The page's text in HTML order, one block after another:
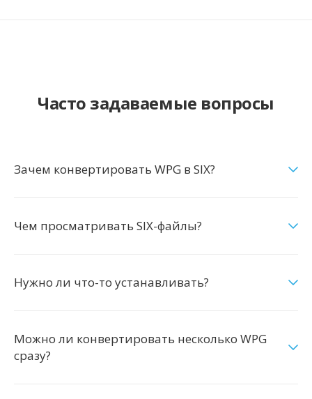
Часто задаваемые вопросы
Зачем конвертировать WPG в SIX?
Чем просматривать SIX-файлы?
Нужно ли что-то устанавливать?
Можно ли конвертировать несколько WPG
сразу?